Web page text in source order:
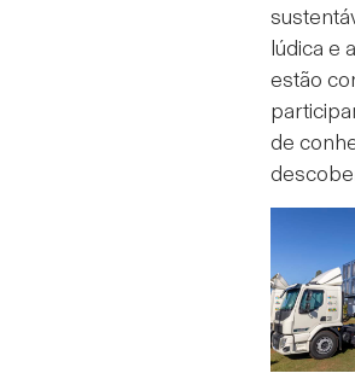
lúdica e
estão
de